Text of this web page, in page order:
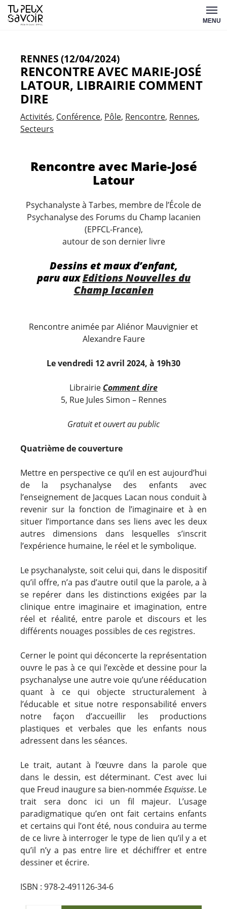
Aller
au
MENU
RENNES (12/04/2024)
RENCONTRE AVEC MARIE-JOSÉ
LATOUR, LIBRAIRIE COMMENT
DIRE
Activités Conférence Pôle Rencontre Rennes
Secteurs
Rencontre avec Marie-José
Latour
Psychanalyste à Tarbes, membre de l’École de
Psychanalyse des Forums du Champ lacanien
(EPFCL-France),
autour de son dernier livre
Dessins et maux d’enfant,
paru auxEditions Nouvelles du
Champ lacanien
Rencontre animée par Aliénor Mauvignier et
Alexandre Faure
Le vendredi 12 avril 2024, à 19h30
Librairie Comment dire
5, Rue Jules Simon – Rennes
Gratuit et ouvert au public
Quatrième de couverture
Mettre en perspective ce qu’il en est aujourd’hui
de la psychanalyse des enfants avec
l’enseignement de Jacques Lacan nous conduit à
revenir sur la fonction de l’imaginaire et à en
situer l’importance dans ses liens avec les deux
autres dimensions dans lesquelles s’inscrit
l’expérience humaine, le réel et le symbolique.
Le psychanalyste, soit celui qui, dans le dispositif
qu’il offre, n’a pas d’autre outil que la parole, a à
se repérer dans les distinctions exigées par la
clinique entre imaginaire et imagination, entre
réel et réalité, entre parole et discours et les
différents nouages possibles de ces registres.
Cerner le point qui déconcerte la représentation
ouvre le pas à ce qui l’excède et dessine pour la
psychanalyse une autre voie qu’une rééducation
quant à ce qui objecte structuralement à
l’éducable et situe notre responsabilité envers
notre façon d’accueillir les productions
plastiques et verbales que les enfants nous
adressent dans les séances.
Le trait, autant à l’œuvre dans la parole que
dans le dessin, est déterminant. C’est avec lui
que Freud inaugure sa bien-nomméeEsquisse. Le
trait sera donc ici un fil majeur. L’usage
paradigmatique qu’en ont fait certains enfants
et certains qui l’ont été, nous conduira au terme
de ce livre à interroger le type de lien qu’il y a et
qu’il n’y a pas entre lire et déchiffrer et entre
dessiner et écrire.
ISBN : 978-2-491126-34-6